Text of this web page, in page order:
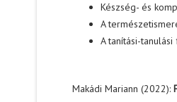
Készség- és
A
A tanítási-
Makádi Mariann (2022):